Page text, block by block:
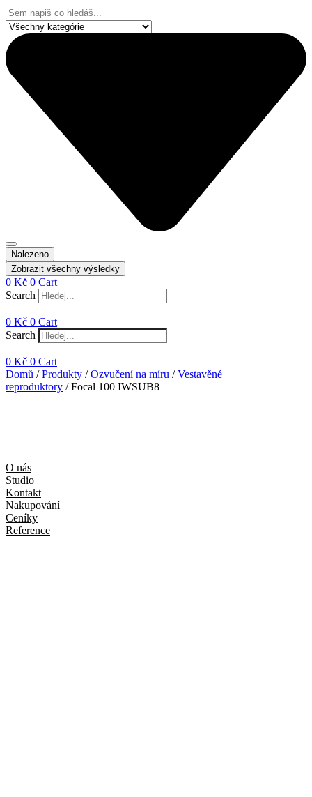
Přejít
k
obsahu
Search
...
Nalezeno
Zobrazit všechny výsledky
0 Kč 0 Cart
Search
0 Kč 0 Cart
Search
0 Kč 0 Cart
Domů /Produkty /Ozvučení na míru /Vestavěné
reproduktory / Focal 100 IWSUB8
O nás
Studio
Kontakt
Nakupování
Ceníky
Reference